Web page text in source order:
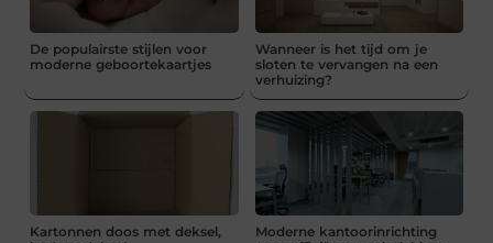
De populairste stijlen voor
moderne geboortekaartjes
Wanneer is het tijd om je
sloten te vervangen na een
verhuizing?
Kartonnen doos met deksel,
Moderne kantoorinrichting